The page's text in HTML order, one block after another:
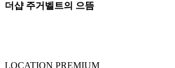
더샵 주거벨트의 으뜸
LOCATION PREMIUM